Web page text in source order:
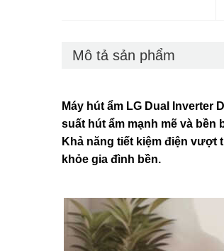
Mô tả sản phẩm
Máy hút ẩm LG Dual Inverter
suất hút ẩm mạnh mẽ và bền
Khả năng tiết kiệm điện vượt
khỏe gia đình bền.